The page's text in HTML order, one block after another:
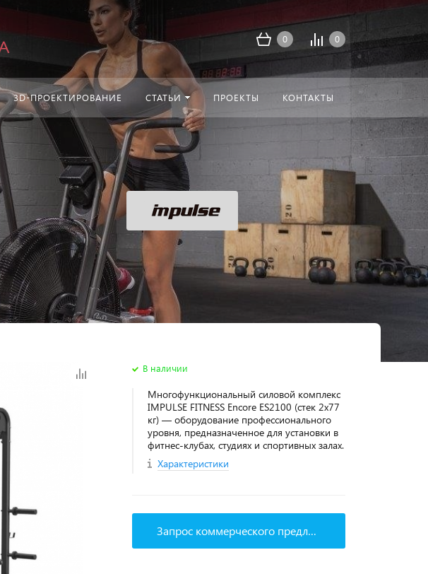
0 0
3D-ПРОЕКТИРОВАНИЕ СТАТЬИ ПРОЕКТЫ КОНТАКТЫ
В наличии
Многофункциональный силовой комплекс
IMPULSE FITNESS Encore ES2100 (стек 2х77
кг) — оборудование профессионального
уровня, предназначенное для установки в
фитнес‑клубах, студиях и спортивных залах.
Характеристики
Запрос коммерческого предложения